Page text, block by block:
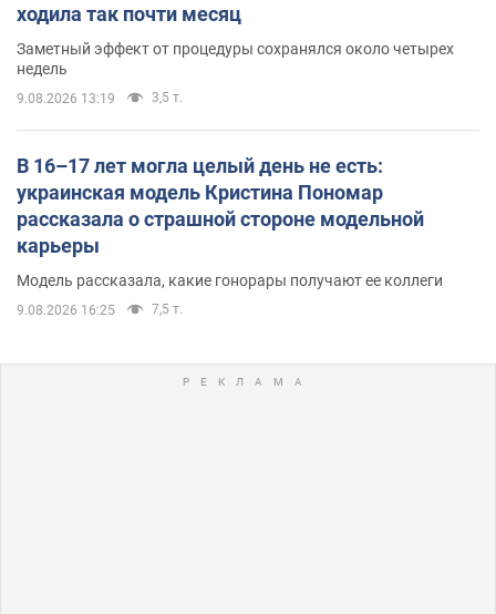
ходила так почти месяц
Заметный эффект от процедуры сохранялся около четырех
недель
9.08.2026 13:19 3,5 т.
В 16–17 лет могла целый день не есть:
украинская модель Кристина Пономар
рассказала о страшной стороне модельной
карьеры
Модель рассказала, какие гонорары получают ее коллеги
9.08.2026 16:25 7,5 т.